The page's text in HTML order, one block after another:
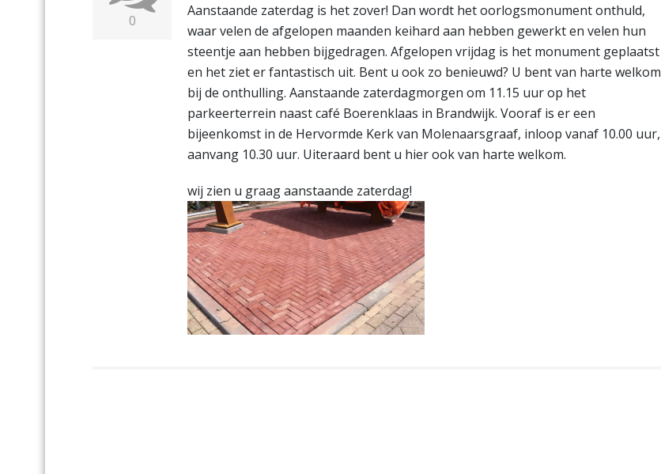
0
Aanstaande zaterdag is het zover! Dan wordt het oorlogsmonument onthuld,
waar velen de afgelopen maanden keihard aan hebben gewerkt en velen hun
steentje aan hebben bijgedragen. Afgelopen vrijdag is het monument geplaatst
en het ziet er fantastisch uit. Bent u ook zo benieuwd? U bent van harte welkom
bij de onthulling. Aanstaande zaterdagmorgen om 11.15 uur op het
parkeerterrein naast café Boerenklaas in Brandwijk. Vooraf is er een
bijeenkomst in de Hervormde Kerk van Molenaarsgraaf, inloop vanaf 10.00 uur,
aanvang 10.30 uur. Uiteraard bent u hier ook van harte welkom.
wij zien u graag aanstaande zaterdag!